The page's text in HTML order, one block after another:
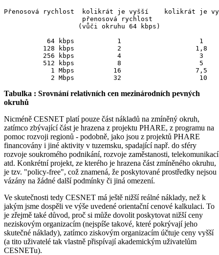
Přenosová rychlost  kolikrát je vyšší    kolikrát je
                    přenosová rychlost
                   (vůči okruhu 64 kbps)
           64 kbps           1                    1
          128 kbps           2                   1,8
          256 kbps           4                    3
          512 kbps           8                    5
            1 Mbps          16                   7,5
Tabulka : Srovnání relativních cen mezinárodních pevných
okruhů
Nicméně CESNET platí pouze část nákladů na zmíněný okruh,
zatímco zbývající část je hrazena z projektu PHARE, z programu na
pomoc rozvoji regionů - podobně, jako jsou z projektů PHARE
financovány i jiné aktivity v tuzemsku, spadající např. do sféry
rozvoje soukromého podnikání, rozvoje zaměstanosti, telekomunikací
atd. Konkrétní projekt, ze kterého je hrazena část zmíněného okruhu,
je tzv. "policy-free", což znamená, že poskytované prostředky nejsou
vázány na žádné další podmínky či jiná omezení.
Ve skutečnosti tedy CESNET má ještě nižší reálné náklady, než k
jakým jsme dospěli ve výše uvedené orientační cenové kalkulaci. To
je zřejmě také důvod, proč si může dovolit poskytovat nižší ceny
neziskovým organizacím (nejspíše takové, které pokrývají jeho
skutečné náklady), zatímco ziskovým organizacím účtuje ceny vyšší
(a tito uživatelé tak vlastně přispívají akademickým uživatelům
CESNETu).